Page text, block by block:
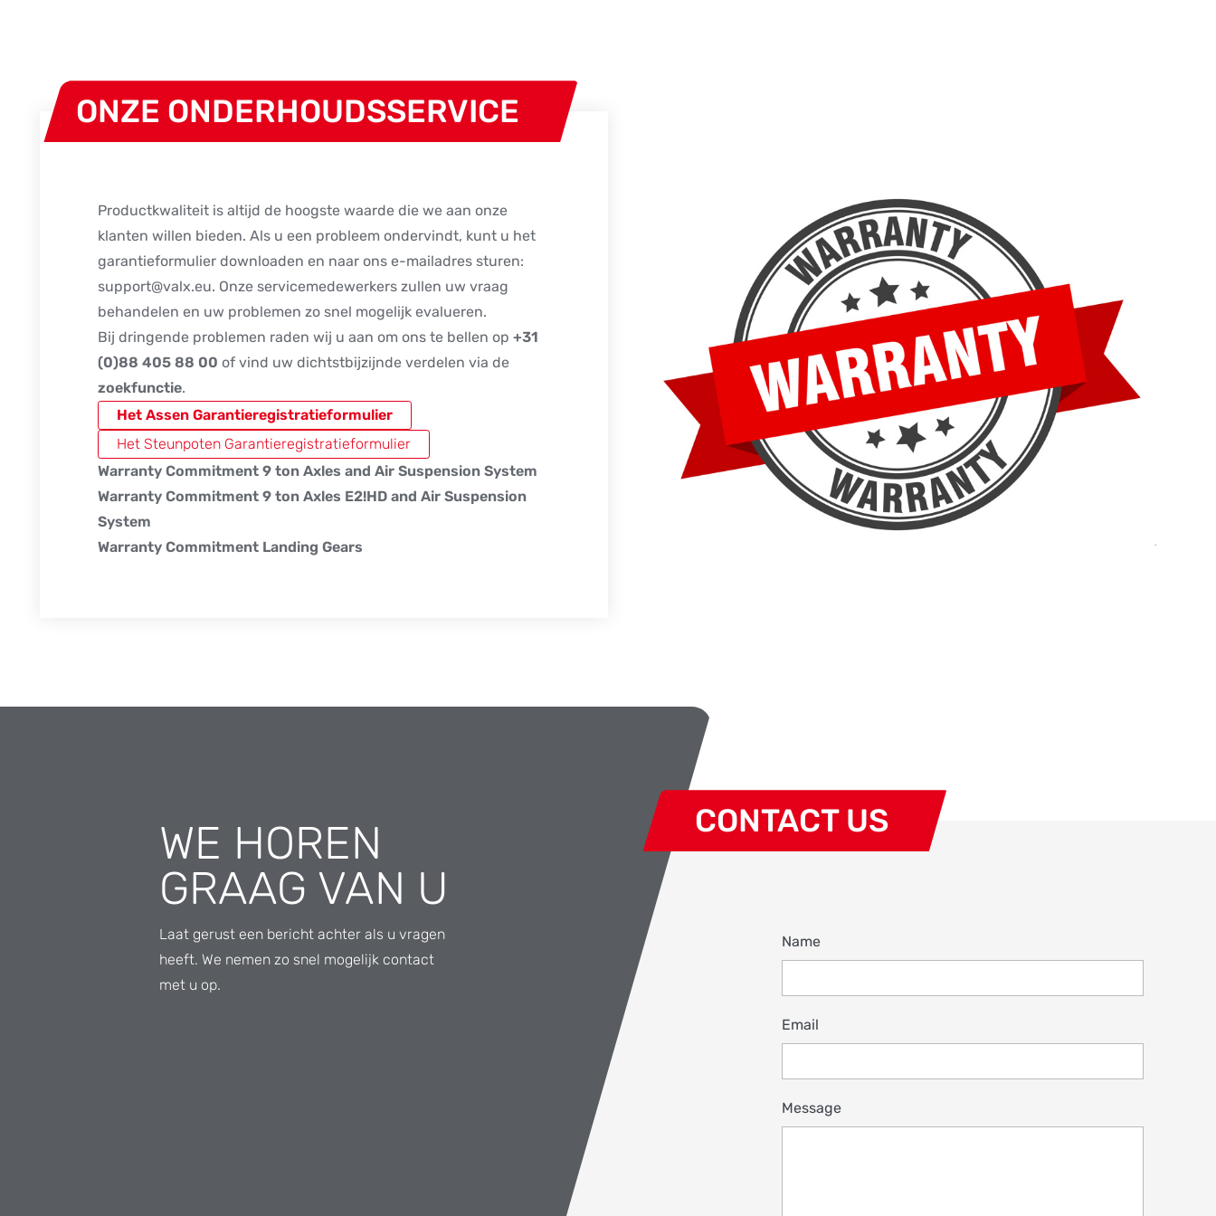
ONZE ONDERHOUDSSERVICE
Productkwaliteit is altijd de hoogste waarde die we aan onze
klanten willen bieden. Als u een probleem ondervindt, kunt u het
garantieformulier downloaden en naar ons e-mailadres sturen:
support@valx.eu. Onze servicemedewerkers zullen uw vraag
behandelen en uw problemen zo snel mogelijk evalueren.
Bij dringende problemen raden wij u aan om ons te bellen op +31
(0)88 405 88 00 of vind uw dichtstbijzijnde verdelen via de
zoekfunctie.
Het Assen Garantieregistratieformulier
Het Steunpoten Garantieregistratieformulier
Warranty Commitment 9 ton Axles and Air Suspension System
Warranty Commitment 9 ton Axles E2!HD and Air Suspension
System
Warranty Commitment Landing Gears
WE HOREN
GRAAG VAN U
Laat gerust een bericht achter als u vragen
heeft. We nemen zo snel mogelijk contact
met u op.
CONTACT US
Name
Email
Message